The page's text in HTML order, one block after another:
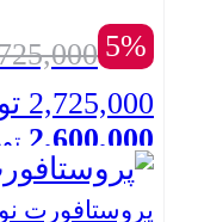
5%
2,725,000 تومان بود.
2,600,000
قیمت فعلی: 2,600,000
بستن
پروستافورت